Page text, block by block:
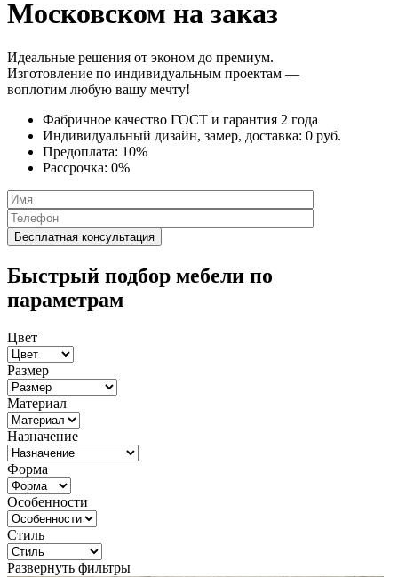
Московском на заказ
Идеальные решения от эконом до премиум.
Изготовление по индивидуальным проектам —
воплотим любую вашу мечту!
Фабричное качество ГОСТ и гарантия 2 года
Индивидуальный дизайн, замер, доставка: 0 руб.
Предоплата: 10%
Рассрочка: 0%
Быстрый подбор мебели по
параметрам
Цвет
Размер
Материал
Назначение
Форма
Особенности
Стиль
Развернуть фильтры